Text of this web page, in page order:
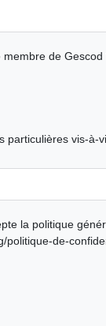
membre de Gescod
particulières vis-à-
la politique
politique-de-